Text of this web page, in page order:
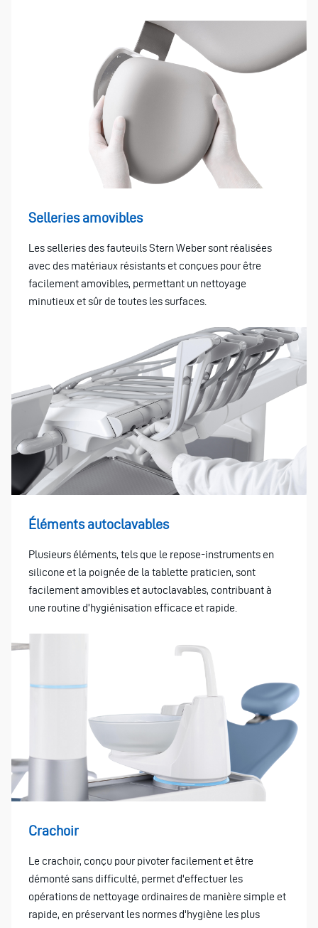
Selleries amovibles
Les selleries des fauteuils Stern Weber sont réalisées
avec des matériaux résistants et conçues pour être
facilement amovibles, permettant un nettoyage
minutieux et sûr de toutes les surfaces.
Éléments autoclavables
Plusieurs éléments, tels que le repose-instruments en
silicone et la poignée de la tablette praticien, sont
facilement amovibles et autoclavables, contribuant à
une routine d’hygiénisation efficace et rapide.
Crachoir
Le crachoir, conçu pour pivoter facilement et être
démonté sans difficulté, permet d'effectuer les
opérations de nettoyage ordinaires de manière simple et
rapide, en préservant les normes d'hygiène les plus